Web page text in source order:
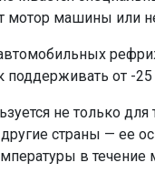
мотор машины или
поддерживать от -
не только
страны — ее
в течение